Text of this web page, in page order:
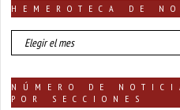
HEMEROTECA DE
HEMEROTECA
DE
NÚMERO DE
POR SECCIONES